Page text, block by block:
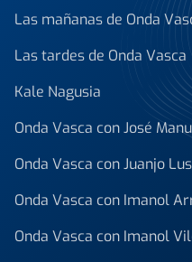
Las mañanas de Onda
Las tardes de Onda Vasca
Kale Nagusia
Onda Vasca con José
Onda Vasca con Juanjo
Onda Vasca con Imanol
Onda Vasca con Imanol